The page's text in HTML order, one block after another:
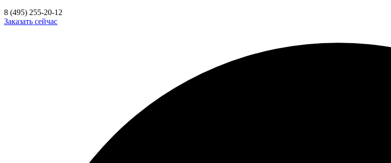
8 (495) 255-20-12
Заказать сейчас